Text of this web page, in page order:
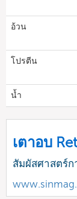
อ้วน
โปรตีน
น้ำ
เตาอบ
สัมผัสศาสตร์